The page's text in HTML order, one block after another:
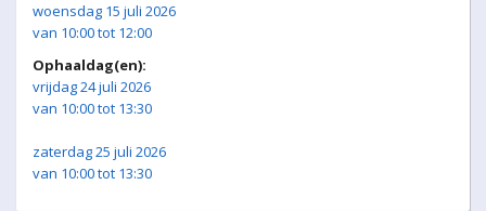
woensdag 15 juli 2026
van 10:00 tot 12:00
Ophaaldag(en):
vrijdag 24 juli 2026
van 10:00 tot 13:30
zaterdag 25 juli 2026
van 10:00 tot 13:30